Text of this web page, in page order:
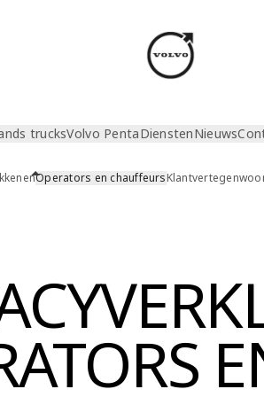
trucksVolvo PentaDienstenNieuws
Operators en chauffeurs